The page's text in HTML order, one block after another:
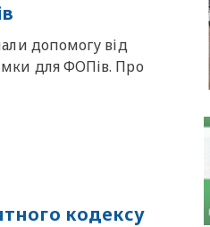
допомогу від
для ФОПів. Про
кодексу